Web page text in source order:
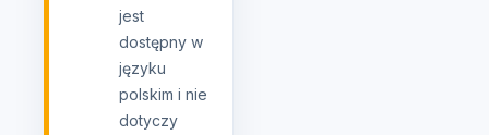
jest
dostępny w
języku
polskim i nie
dotyczy